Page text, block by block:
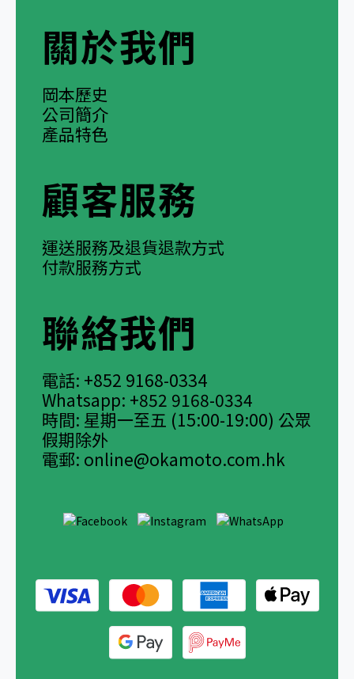
關於我們
岡本歷史
公司簡介
產品特色
顧客服務
運送服務及退貨退款方式
付款服務方式
聯絡我們
電話: +852 9168-0334
Whatsapp: +852 9168-0334
時間: 星期一至五 (15:00-19:00) 公眾
假期除外
電郵: online@okamoto.com.hk